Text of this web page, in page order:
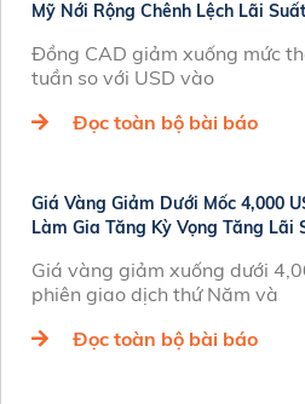
Mỹ Nới Rộng Chênh Lệch Lãi Suất
Đồng CAD giảm xuống mức
tuần so với USD vào
Đọc toàn bộ bài báo
Giá Vàng Giảm Dưới Mốc 4,000
Làm Gia Tăng Kỳ Vọng Tăng Lãi
Giá vàng giảm xuống dưới
phiên giao dịch thứ Năm và
Đọc toàn bộ bài báo